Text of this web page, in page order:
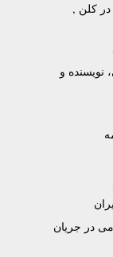
کلن ,
نویسنده و
در جريان